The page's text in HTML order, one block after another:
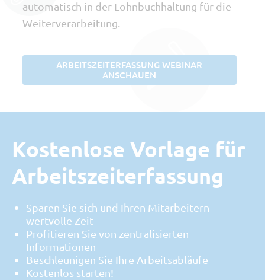
automatisch in der Lohnbuchhaltung für die
Weiterverarbeitung.
ARBEITSZEITERFASSUNG WEBINAR
ANSCHAUEN
Kostenlose Vorlage für
Arbeitszeiterfassung
Sparen Sie sich und Ihren Mitarbeitern
wertvolle Zeit
Profitieren Sie von zentralisierten
Informationen
Beschleunigen Sie Ihre Arbeitsabläufe
Kostenlos starten!